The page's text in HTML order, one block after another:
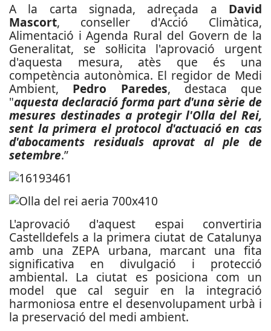
A la carta signada, adreçada a David
Mascort, conseller d'Acció Climàtica,
Alimentació i Agenda Rural del Govern de la
Generalitat, se sol·licita l'aprovació urgent
d'aquesta mesura, atès que és una
competència autonòmica. El regidor de Medi
Ambient, Pedro Paredes, destaca que
"aquesta declaració forma part d'una sèrie de
mesures destinades a protegir l'Olla del Rei,
sent la primera el protocol d'actuació en cas
d'abocaments residuals aprovat al ple de
setembre.”
L'aprovació d'aquest espai convertiria
Castelldefels a la primera ciutat de Catalunya
amb una ZEPA urbana, marcant una fita
significativa en divulgació i protecció
ambiental. La ciutat es posiciona com un
model que cal seguir en la integració
harmoniosa entre el desenvolupament urbà i
la preservació del medi ambient.